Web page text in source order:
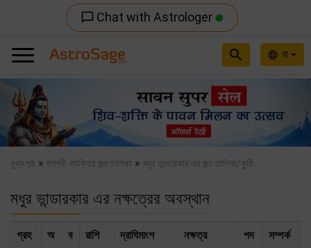
chat_bubble_outline Chat with Astrologer
language বা
search
Previous
মুখ্য পৃষ্ঠ » যশস্বী ব্যাক্তির জন্ম তালিকা » মধুর ভান্ডারকার এর জন্ম তালিকা/কুষ্ঠি
মধুর ভান্ডারকার এর নক্ষত্রের অবস্থান
গ্রহ অ ব রাশি দ্রাঘিমাংশ নক্ষত্র পদ সম্পর্ক